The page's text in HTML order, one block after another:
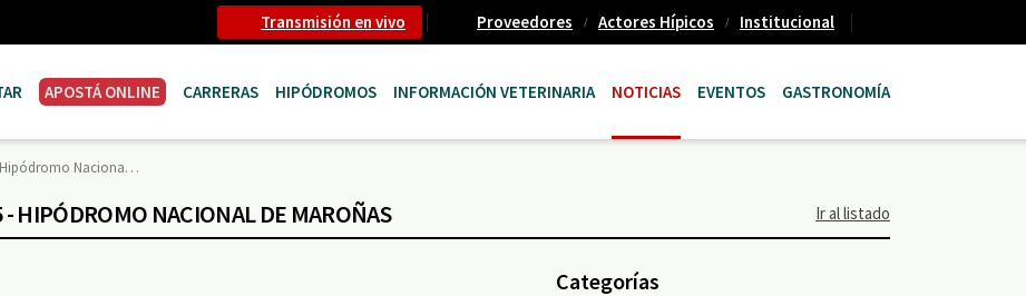
Transmisión en vivo Proveedores Actores Hípicos Institucional
APOSTÁ ONLINE CARRERAS HIPÓDROMOS INFORMACIÓN VETERINARIA NOTICIAS EVENTOS GASTRONOMÍA
Hipódromo Naciona…
HIPÓDROMO NACIONAL DE MAROÑAS Ir al listado
Categorías